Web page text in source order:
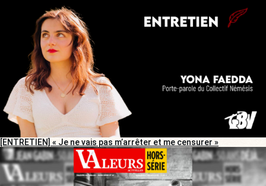
[ENTRETIEN] « Je ne vais pas m’arrêter et me censurer »